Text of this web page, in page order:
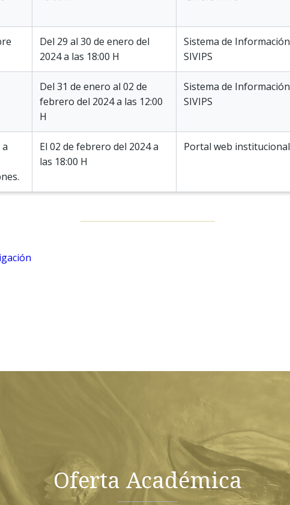
Del 29 al 30 de enero del
2024 a las 18:00 H
Sistema de Información
SIVIPS
Del 31 de enero al 02 de
febrero del 2024 a las 12:00
H
Sistema de Información
SIVIPS
El 02 de febrero del 2024 a
las 18:00 H
Portal web institucional
Oferta Académica